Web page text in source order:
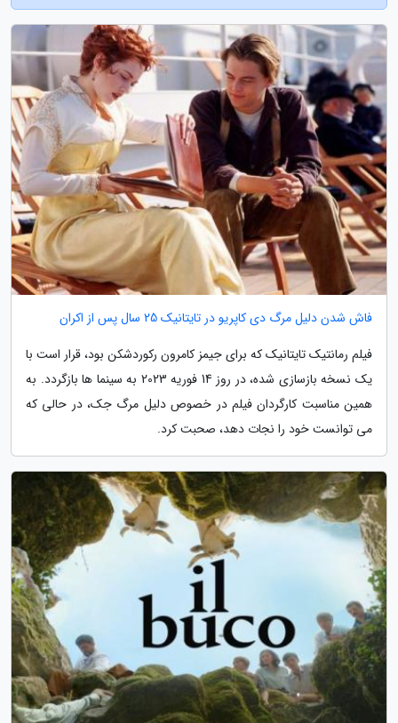
فاش شدن دلیل مرگ دی کاپریو در تایتانیک 25 سال پس از اکران
فیلم رمانتیک تایتانیک که برای جیمز کامرون رکوردشکن بود، قرار است با
یک نسخه بازسازی شده، در روز 14 فوریه 2023 به سینما ها بازگردد. به
همین مناسبت کارگردان فیلم در خصوص دلیل مرگ جک، در حالی که
می توانست خود را نجات دهد، صحبت کرد.